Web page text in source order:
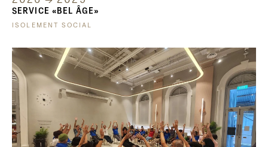
SERVICE «BEL ÂGE»
ISOLEMENT SOCIAL